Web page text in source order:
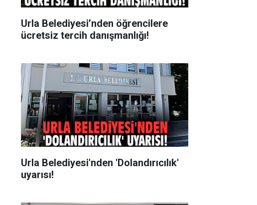
Urla Belediyesi’nden öğrencilere
ücretsiz tercih danışmanlığı!
Urla Belediyesi'nden 'Dolandırıcılık'
uyarısı!